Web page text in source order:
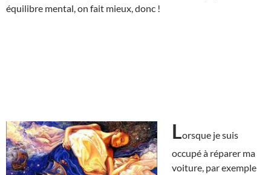
équilibre mental, on fait mieux, donc !
Lorsque je suis
occupé à réparer ma
voiture, par exemple